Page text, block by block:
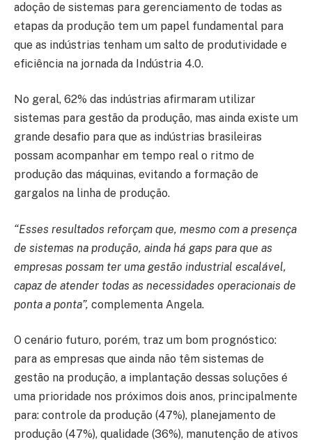
adoção de sistemas para gerenciamento de todas as
etapas da produção tem um papel fundamental para
que as indústrias tenham um salto de produtividade e
eficiência na jornada da Indústria 4.0.
No geral, 62% das indústrias afirmaram utilizar
sistemas para gestão da produção, mas ainda existe um
grande desafio para que as indústrias brasileiras
possam acompanhar em tempo real o ritmo de
produção das máquinas, evitando a formação de
gargalos na linha de produção.
“Esses resultados reforçam que, mesmo com a presença
de sistemas na produção, ainda há gaps para que as
empresas possam ter uma gestão industrial escalável,
capaz de atender todas as necessidades operacionais de
ponta a ponta”, complementa Angela.
O cenário futuro, porém, traz um bom prognóstico:
para as empresas que ainda não têm sistemas de
gestão na produção, a implantação dessas soluções é
uma prioridade nos próximos dois anos, principalmente
para: controle da produção (47%), planejamento de
produção (47%), qualidade (36%), manutenção de ativos